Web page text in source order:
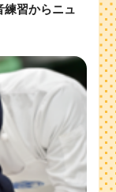
練習からニュ